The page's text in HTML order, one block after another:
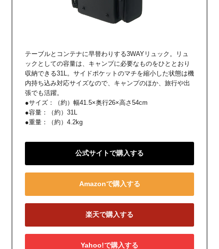
テーブルとコンテナに早替わりする3WAYリュック。リュ
ックとしての容量は、キャンプに必要なものをひととおり
収納できる31L。サイドポケットのマチを縮小した状態は機
内持ち込み対応サイズなので、キャンプのほか、旅行や出
張でも活躍。
●サイズ：（約）幅41.5×奥行26×高さ54cm
●容量：（約）31L
●重量：（約）4.2kg
公式サイトで購入する
Amazonで購入する
楽天で購入する
Yahoo!で購入する